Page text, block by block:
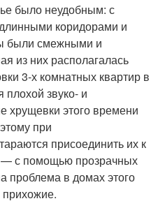
было неудобным: с
коридорами и
были смежными и
из них располагалась
3-х комнатных квартир в
плохой звуко- и
хрущевки этого времени
при
присоединить их к
— с помощью прозрачных
проблема в домах этого